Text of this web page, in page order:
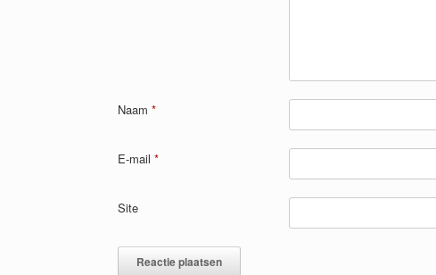
Naam *
E-mail *
Site